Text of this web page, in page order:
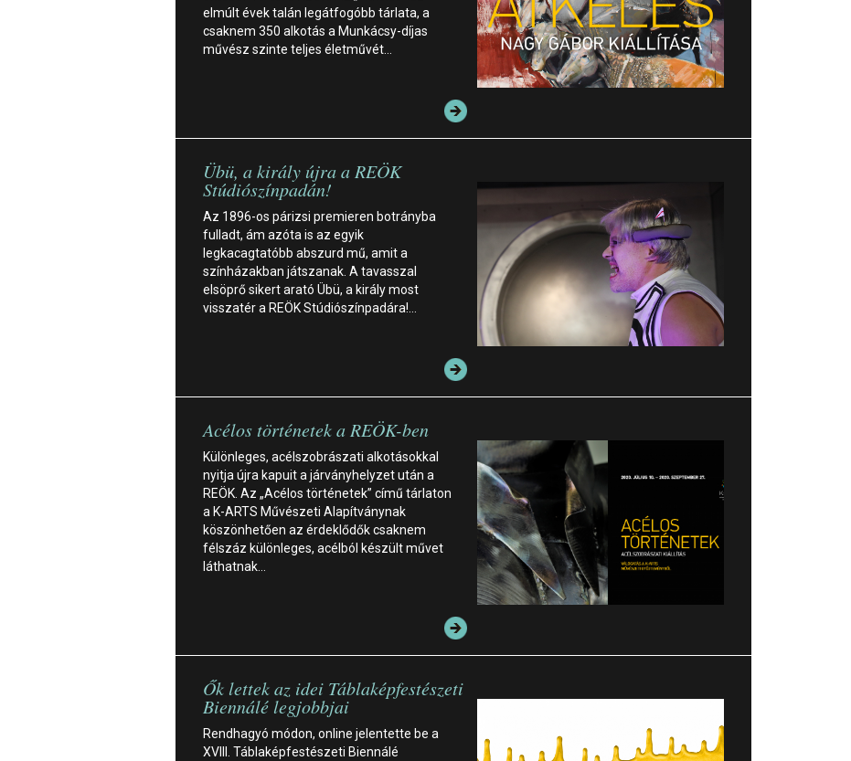
elmúlt évek talán legátfogóbb tárlata, a
csaknem 350 alkotás a Munkácsy-díjas
művész szinte teljes életművét…
Übü, a király újra a REÖK
Stúdiószínpadán!
Az 1896-os párizsi premieren botrányba
fulladt, ám azóta is az egyik
legkacagtatóbb abszurd mű, amit a
színházakban játszanak. A tavasszal
elsöprő sikert arató Übü, a király most
visszatér a REÖK Stúdiószínpadára!…
Acélos történetek a REÖK-ben
Különleges, acélszobrászati alkotásokkal
nyitja újra kapuit a járványhelyzet után a
REÖK. Az „Acélos történetek” című tárlaton
a K-ARTS Művészeti Alapítványnak
köszönhetően az érdeklődők csaknem
félszáz különleges, acélból készült művet
láthatnak…
Ők lettek az idei Táblaképfestészeti
Biennálé legjobbjai
Rendhagyó módon, online jelentette be a
XVIII. Táblaképfestészeti Biennálé